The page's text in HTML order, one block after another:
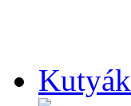
Kutyák